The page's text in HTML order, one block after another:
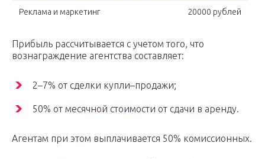
Реклама и маркетинг 20000 рублей
Прибыль рассчитывается с учетом того, что
вознаграждение агентства составляет:
2–7% от сделки купли–продажи;
50% от месячной стоимости от сдачи в аренду.
Агентам при этом выплачивается 50% комиссионных.